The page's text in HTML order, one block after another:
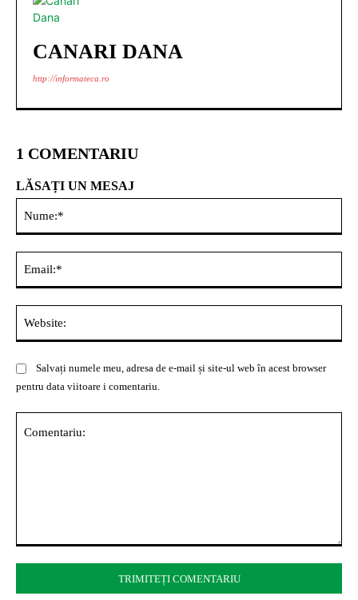
CANARI DANA
http://informateca.ro
1 COMENTARIU
LĂSAȚI UN MESAJ
Salvați numele meu, adresa de e-mail și site-ul web în acest browser
pentru data viitoare i comentariu.